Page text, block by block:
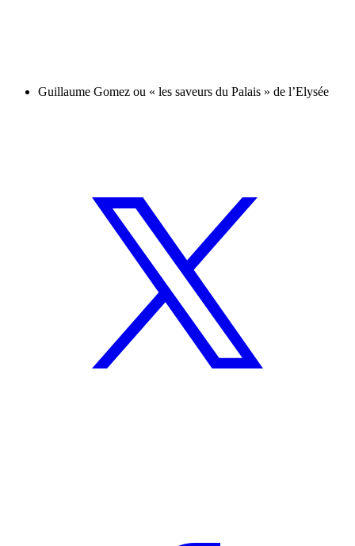
Guillaume Gomez ou « les saveurs du Palais » de l’Elysée